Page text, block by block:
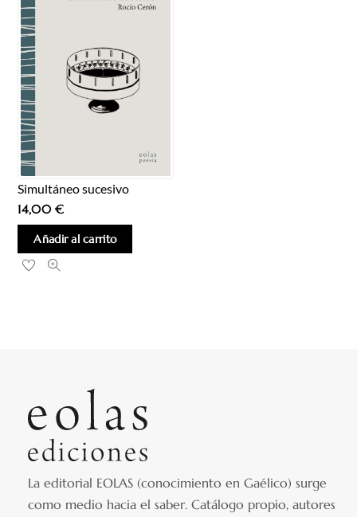
Simultáneo sucesivo
14,00€
Añadir al carrito
La editorial EOLAS (conocimiento en Gaélico) surge
como medio hacia el saber.Catálogo propio, autores